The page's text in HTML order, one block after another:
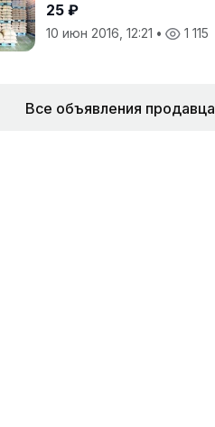
25 ₽
10 июн 2016, 12:21 • 1 115
Все объявления продавца